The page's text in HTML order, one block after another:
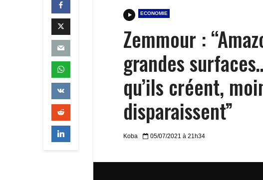
ECONOMIE
Zemmour :
grandes
qu’ils créent,
disparaissent”
Koba 05/07/2021 à 21h34